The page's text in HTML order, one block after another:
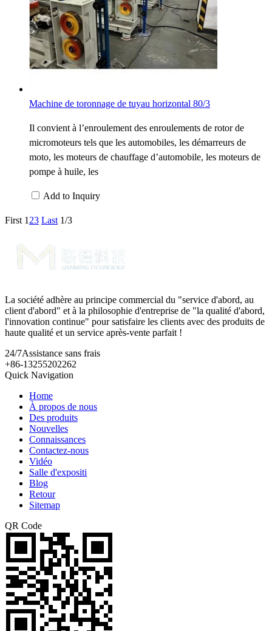
Machine de toronnage de tuyau horizontal 80/3
Il convient à l’enroulement des enroulements de rotor de
micromoteurs tels que les automobiles, les démarreurs de
moto, les moteurs de chauffage d’automobile, les moteurs de
pompe à huile, les
Add to Inquiry
First 1 23 Last 1/3
La société adhère au principe commercial du "service d'abord, au
client d'abord" et à la philosophie d'entreprise de "la qualité d'abord,
l'innovation continue" pour satisfaire les clients avec des produits de
haute qualité et un service après-vente parfait !
24/7Assistance sans frais
+86-13255202262
Quick Navigation
Home
À propos de nous
Des produits
Nouvelles
Connaissances
Contactez-nous
Vidéo
Salle d'expositi
Blog
Retour
Sitemap
QR Code